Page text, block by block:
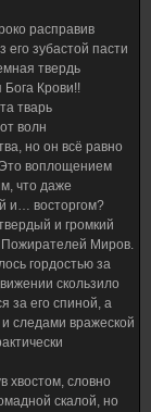
расправив
зубастой пасти
твердь
Крови!!
тварь
волн
но он всё равно
воплощением
что даже
и… восторгом?
и громкий
Пожирателей Миров.
гордостью за
скользило
за его спиной, а
следами вражеской
хвостом, словно
скалой, но